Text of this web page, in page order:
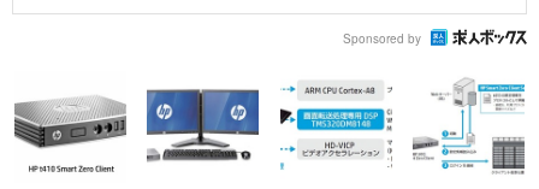
Sponsored by